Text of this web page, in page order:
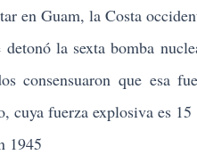
en Guam, la Costa
la sexta bomba
consensuaron que esa
fuerza explosiva es
1945